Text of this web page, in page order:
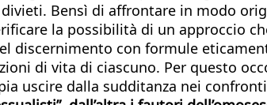
Bensì di affrontare in modo
la possibilità di un approccio
discernimento con formule
di vita di ciascuno. Per questo
uscire dalla sudditanza nei